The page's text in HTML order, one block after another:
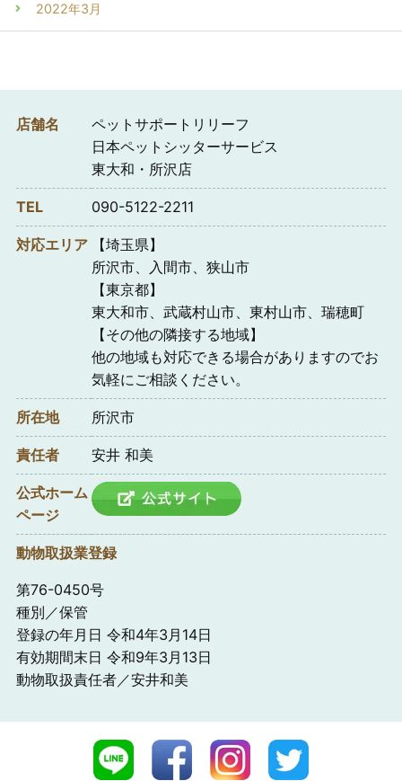
2022年3月
店舗名
ペットサポートリリーフ
日本ペットシッターサービス
東大和・所沢店
TEL 090-5122-2211
対応エリア
【埼玉県】
所沢市、入間市、狭山市
【東京都】
東大和市、武蔵村山市、東村山市、瑞穂町
【その他の隣接する地域】
他の地域も対応できる場合がありますのでお
気軽にご相談ください。
所在地 所沢市
責任者 安井 和美
公式ホーム
ページ
動物取扱業登録
第76-0450号
種別／保管
登録の年月日 令和4年3月14日
有効期間末日 令和9年3月13日
動物取扱責任者／安井和美